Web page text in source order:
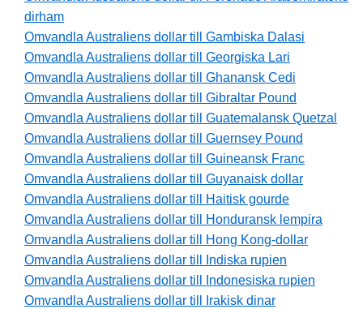
dirham
Omvandla Australiens dollar till Gambiska Dalasi
Omvandla Australiens dollar till Georgiska Lari
Omvandla Australiens dollar till Ghanansk Cedi
Omvandla Australiens dollar till Gibraltar Pound
Omvandla Australiens dollar till Guatemalansk Quetzal
Omvandla Australiens dollar till Guernsey Pound
Omvandla Australiens dollar till Guineansk Franc
Omvandla Australiens dollar till Guyanaisk dollar
Omvandla Australiens dollar till Haitisk gourde
Omvandla Australiens dollar till Honduransk lempira
Omvandla Australiens dollar till Hong Kong-dollar
Omvandla Australiens dollar till Indiska rupien
Omvandla Australiens dollar till Indonesiska rupien
Omvandla Australiens dollar till Irakisk dinar